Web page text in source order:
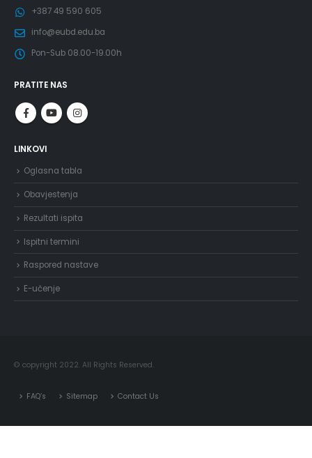
+387 49 590 605
info@eubd.edu.ba
Pon-Sub 08.00-19.00h
PRATITE NAS
LINKOVI
Oglasna tabla
Obavjestenja
Rezultati ispita
Ispitni termini
Raspored nastave
E-učenje
© copyright 2022. All Rights Reserved.
FAQ’s Sitemap Contact Us